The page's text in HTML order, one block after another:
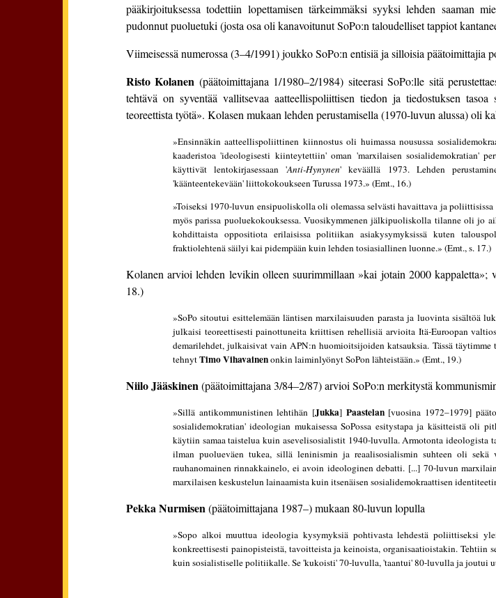
pääkirjoituksessa todettiin lopettamisen tärkeimmäksi syyksi lehden saaman
pudonnut puoluetuki (josta osa oli kanavoitunut SoPo:n taloudelliset tappiot
Viimeisessä numerossa (3–4/1991) joukko SoPo:n entisiä ja silloisia päätoimittajia
Risto Kolanen (päätoimittajana 1/1980–2/1984) siteerasi SoPo:lle sitä
tehtävä on syventää vallitsevaa aatteellispoliittisen tiedon ja tiedostuksen
teoreettista työtä». Kolasen mukaan lehden perustamisella (1970-luvun alussa) oli
»Ensinnäkin aatteellispoliittinen kiinnostus oli huimassa nousussa
kaaderistoa 'ideologisesti kiinteytettiin' oman 'marxilaisen sosialidemokratian'
käyttivät lentokirjasessaan 'Anti-Hynynen' keväällä 1973. Lehden
'käänteentekevään' liittokokoukseen Turussa 1973.» (Emt., 16.)
»Toiseksi 1970-luvun ensipuoliskolla oli olemassa selvästi havaittava ja
myös parissa puoluekokouksessa. Vuosikymmenen jälkipuoliskolla tilanne oli
kohdittaista oppositiota erilaisissa politiikan asiakysymyksissä kuten
fraktiolehtenä säilyi kai pidempään kuin lehden tosiasiallinen luonne.» (Emt., s. 17.)
Kolanen arvioi lehden levikin olleen suurimmillaan »kai jotain 2000 kappaletta»;
18.)
»SoPo sitoutui esittelemään läntisen marxilaisuuden parasta ja luovinta sisältöä
julkaisi teoreettisesti painottuneita kriittisen rehellisiä arvioita Itä-Euroopan
demarilehdet, julkaisivat vain APN:n huomioitsijoiden katsauksia. Tässä
tehnytTimo Vihavainenonkin laiminlyönyt SoPon lähteistään.» (Emt., 19.)
Niilo Jääskinen(päätoimittajana 3/84–2/87) arvioi SoPo:n merkitystä
»Sillä antikommunistinen lehtihän [Jukka] Paastelan[vuosina 1972–1979]
sosialidemokratian' ideologian mukaisessa SoPossa esitystapa ja käsitteistä oli
käytiin samaa taistelua kuin asevelisosialistit 1940-luvulla. Armotonta ideologista
ilman puolueväen tukea, sillä leninismin ja reaalisosialismin suhteen oli
rauhanomainen rinnakkainelo, ei avoin ideologinen debatti. [...] 70-luvun
marxilaisen keskustelun lainaamista kuin itsenäisen sosialidemokraattisen
Pekka Nurmisen(päätoimittajana 1987–) mukaan 80-luvun lopulla
»Sopo alkoi muuttua ideologia kysymyksiä pohtivasta lehdestä poliittiseksi
konkreettisesti painopisteistä, tavoitteista ja keinoista, organisaatioistakin. Tehtiin
kuin sosialistiselle politiikalle. Se 'kukoisti' 70-luvulla, 'taantui' 80-luvulla ja joutui